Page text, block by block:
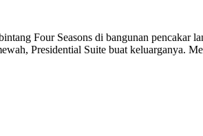
Four Seasons di bangunan
Presidential Suite buat keluarganya.